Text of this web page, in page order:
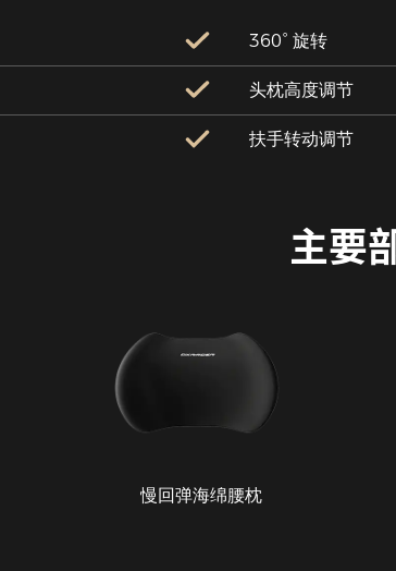
360° 旋转
头枕高度调节
扶手转动调节
主要
慢回弹海绵腰枕